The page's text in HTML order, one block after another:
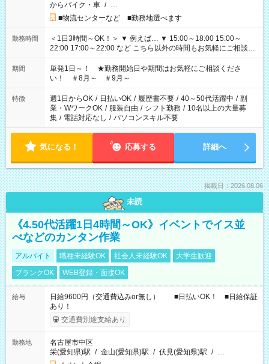
からバイク・車 / …
■物流センターなど ■勤務地選べます
勤務時間
＜1日3時間～OK！＞ ▼ 例えば… ▼ 15:00～18:00 15:00～
22:00 17:00～22:00 など こちら以外の時間もお気軽にご相談く
ださい！
期間
単発1日～！ ★勤務開始日や期間はお気軽にご相談くださ
い！ ＃8月～ ＃9月～
特徴 週1日からOK / 日払いOK / 履歴書不要 / 40～50代活躍中 / 副
業・WワークOK / 服装自由 / シフト勤務 / 10名以上の大量募
集 / 電話対応なし / パソコンスキル不要
気になる！ 応募する 詳細へ
掲載日：2026.08.06
未読
《4.50代活躍1日4時間～OK》イベントでイス並
べなどのカンタン作業
アルバイト 職種未経験OK 社会人未経験OK
大学生歓迎
ブランクOK
WEB登録・面接OK
給与
日給9600円（交通費込みor無し） ■日払いOK！ ■日給保証
あり！
交通費別途支給あり
勤務地
名古屋市中区
栄(愛知県)駅 / 金山(愛知県)駅 / 伏見(愛知県)駅 / …